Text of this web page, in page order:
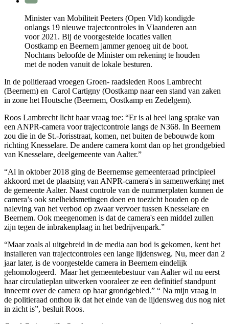
Minister van Mobiliteit Peeters (Open Vld) kondigde
onlangs 19 nieuwe trajectcontroles in Vlaanderen aan
voor 2021. Bij de voorgestelde locaties vallen
Oostkamp en Beernem jammer genoeg uit de boot.
Nochtans beloofde de Minister om rekening te houden
met de noden vanuit de lokale besturen.
In de politieraad vroegen Groen- raadsleden Roos Lambrecht
(Beernem) en Carol Cartigny (Oostkamp naar een stand van zaken
in zone het Houtsche (Beernem, Oostkamp en Zedelgem).
Roos Lambrecht licht haar vraag toe: “Er is al heel lang sprake van
een ANPR-camera voor trajectcontrole langs de N368. In Beernem
zou die in de St.-Jorisstraat, komen, net buiten de bebouwde kom
richting Knesselare. De andere camera komt dan op het grondgebied
van Knesselare, deelgemeente van Aalter.”
“Al in oktober 2018 ging de Beernemse gemeenteraad principieel
akkoord met de plaatsing vanANPR-camera's in samenwerking met
de gemeente Aalter. Naast controle van de nummerplaten kunnen de
camera’s ook snelheidsmetingen doen en toezicht houden op de
naleving van het verbod op zwaar vervoer tussen Knesselare en
Beernem. Ook meegenomen is dat de camera's een middel zullen
zijn tegen de inbrakenplaag in het bedrijvenpark.”
“Maar zoals al uitgebreid in de media aan bod is gekomen, kent het
installeren van trajectcontroles een lange lijdensweg. Nu, meer dan 2
jaar later, is de voorgestelde camera in Beernem eindelijk
gehomologeerd. Maar het gemeentebestuur van Aalter wil nu eerst
haar circulatieplan uitwerken vooraleer ze een definitief standpunt
inneemt over de camera op haar grondgebied.” “ Na mijn vraag in
de politieraad onthou ik dat het einde van de lijdensweg dus nog niet
in zicht is”, besluit Roos.